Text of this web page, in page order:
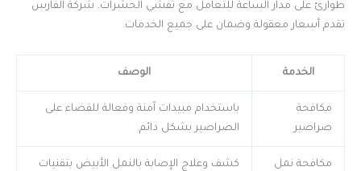
طوارئ على مدار الساعة للتعامل مع تفشي الحشرات. شركة الفارس
تقدم أسعار معقولة وضمان على جميع الخدمات.
الخدمة الوصف
مكافحة
صراصير
باستخدام مبيدات آمنة وفعالة للقضاء على
الصراصير بشكل دائم.
مكافحة نمل
كشف وعلاج الإصابة بالنمل الأبيض بتقنيات